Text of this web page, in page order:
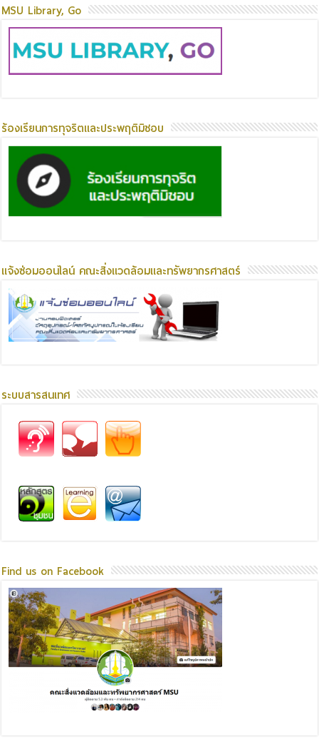
MSU Library, Go
ร้องเรียนการทุจริตและประพฤติมิชอบ
แจ้งซ่อมออนไลน์ คณะสิ่งแวดล้อมและทรัพยากรศาสตร์
ระบบสารสนเทศ
Find us on Facebook